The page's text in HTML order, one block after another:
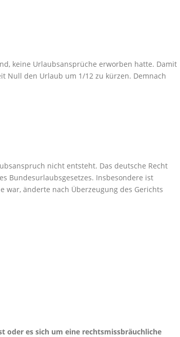
keine Urlaubsansprüche erworben hatte. Damit
Null den Urlaub um 1/12 zu kürzen. Demnach
nicht entsteht. Das deutsche Recht
Bundesurlaubsgesetzes. Insbesondere ist
änderte nach Überzeugung des Gerichts
oder es sich um eine rechtsmissbräuchliche